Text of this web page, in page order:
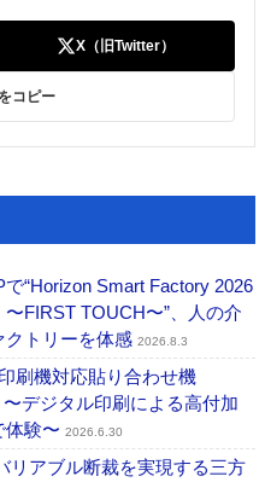
X（旧Twitter）
コピー
“Horizon Smart Factory 2026
FIRST TOUCH〜”、人の介
クトリーを体感 2026.8.3
刷機対応貼り合わせ機
デジタル印刷による高付加
体験〜 2026.6.30
リアブル断裁を実現する三方